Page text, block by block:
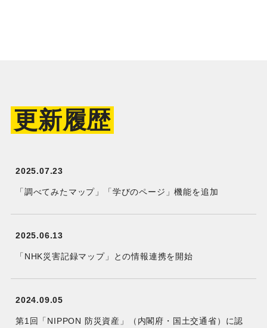
2025.07.23
「調べてみたマップ」「学びのページ」機能を追加
2025.06.13
「NHK災害記録マップ」との情報連携を開始
2024.09.05
第1回「NIPPON 防災資産」（内閣府・国土交通省）に認
更新履歴